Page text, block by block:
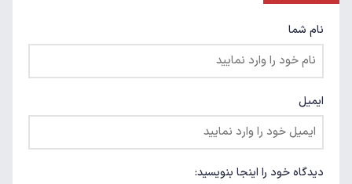
نام شما
ایمیل
دیدگاه خود را اینجا بنویسید: